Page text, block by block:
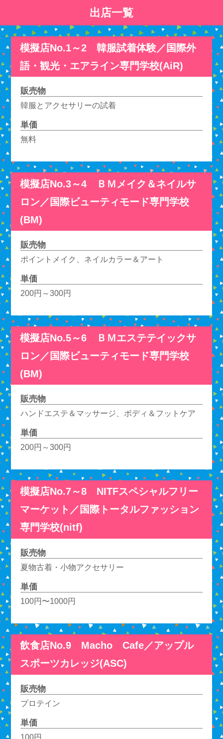
出店一覧
模擬店No.1～2 韓服試着体験／国際外
語・観光・エアライン専門学校(AiR)
販売物
韓服とアクセサリーの試着
単価
無料
模擬店No.3～4 ＢＭメイク＆ネイルサ
ロン／国際ビューティモード専門学校
(BM)
販売物
ポイントメイク、ネイルカラー＆アート
単価
200円～300円
模擬店No.5～6 ＢＭエステテイックサ
ロン／国際ビューティモード専門学校
(BM)
販売物
ハンドエステ＆マッサージ、ボディ＆フットケア
単価
200円～300円
模擬店No.7～8 NITFスペシャルフリー
マーケット／国際トータルファッション
専門学校(nitf)
販売物
夏物古着・小物アクセサリー
単価
100円〜1000円
飲食店No.9 Macho Cafe／アップル
スポーツカレッジ(ASC)
販売物
プロテイン
単価
100円